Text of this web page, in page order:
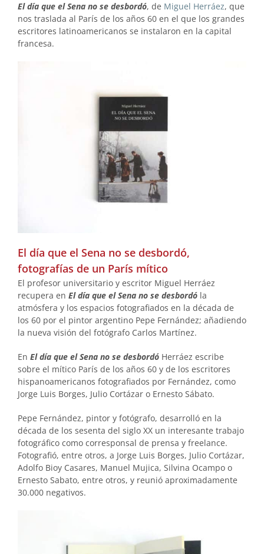
El día que el Sena no se desbordó, de Miguel Herráez, que
nos traslada al París de los años 60 en el que los grandes
escritores latinoamericanos se instalaron en la capital
francesa.
El día que el Sena no se desbordó,
fotografías de un París mítico
El profesor universitario y escritor Miguel Herráez
recupera en El día que el Sena no se desbordó la
atmósfera y los espacios fotografiados en la década de
los 60 por el pintor argentino Pepe Fernández; añadiendo
la nueva visión del fotógrafo Carlos Martínez.
En El día que el Sena no se desbordó Herráez escribe
sobre el mítico París de los años 60 y de los escritores
hispanoamericanos fotografiados por Fernández, como
Jorge Luis Borges, Julio Cortázar o Ernesto Sábato.
Pepe Fernández, pintor y fotógrafo, desarrolló en la
década de los sesenta del siglo XX un interesante trabajo
fotográfico como corresponsal de prensa y freelance.
Fotografió, entre otros, a Jorge Luis Borges, Julio Cortázar,
Adolfo Bioy Casares, Manuel Mujica, Silvina Ocampo o
Ernesto Sabato, entre otros, y reunió aproximadamente
30.000 negativos.